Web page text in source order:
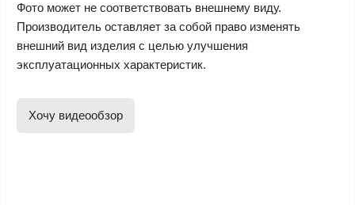
Фото может не соответствовать внешнему виду.
Производитель оставляет за собой право изменять
внешний вид изделия с целью улучшения
эксплуатационных характеристик.
Хочу видеообзор